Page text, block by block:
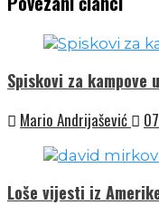
Spiskovi za kampove
Mario Andrijašević
Loše vijesti iz